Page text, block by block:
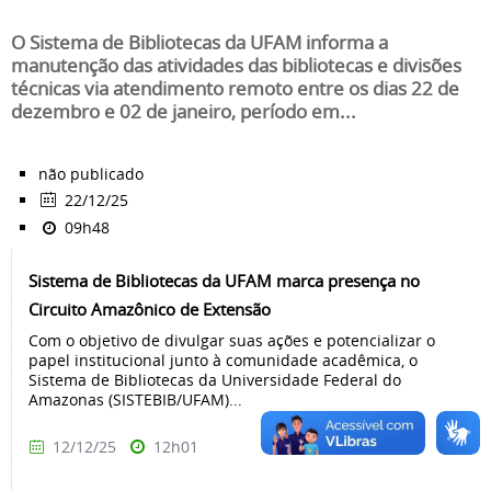
O Sistema de Bibliotecas da UFAM informa a
manutenção das atividades das bibliotecas e divisões
técnicas via atendimento remoto entre os dias 22 de
dezembro e 02 de janeiro, período em...
não publicado
22/12/25
09h48
Sistema de Bibliotecas da UFAM marca presença no
Circuito Amazônico de Extensão
Com o objetivo de divulgar suas ações e potencializar o
papel institucional junto à comunidade acadêmica, o
Sistema de Bibliotecas da Universidade Federal do
Amazonas (SISTEBIB/UFAM)...
12/12/25 12h01